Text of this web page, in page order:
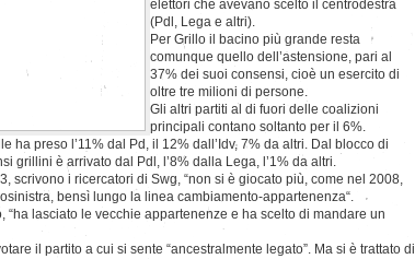
elettori che avevano scelto il centrodestra
(Pdl, Lega e altri).
Per Grillo il bacino più grande resta
comunque quello dell’astensione, pari al
37% dei suoi consensi, cioè un esercito di
oltre tre milioni di persone.
Gli altri partiti al di fuori delle coalizioni
principali contano soltanto per il 6%.
ha preso l’11% dal Pd, il 12% dall’Idv, 7% da altri. Dal blocco di
grillini è arrivato dal Pdl, l’8% dalla Lega, l’1% da altri.
scrivono i ricercatori di Swg, “non si è giocato più, come nel 2008,
bensì lungo la linea cambiamento-appartenenza“.
“ha lasciato le vecchie appartenenze e ha scelto di mandare un
il partito a cui si sente “ancestralmente legato”. Ma si è trattato di